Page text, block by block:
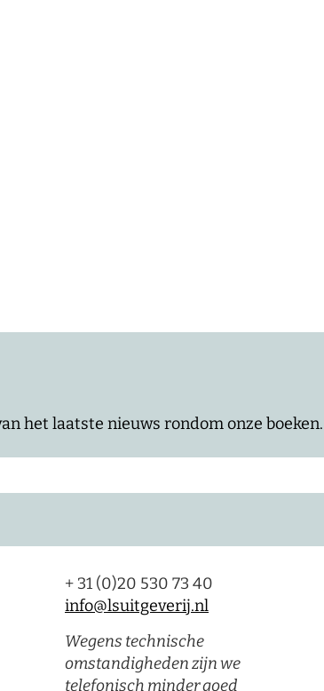
het laatste nieuws rondom onze boeken.
+ 31 (0)20 530 73 40
info@lsuitgeverij.nl
Wegens technische
omstandigheden zijn we
telefonisch minder goed